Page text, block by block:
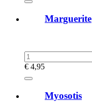
Marguerite
€ 4,95
Myosotis